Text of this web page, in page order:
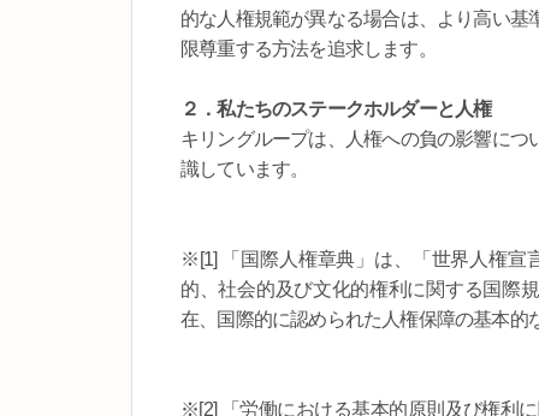
的な人権規範が異なる場合は、より高い
限尊重する方法を追求します。
２．私たちのステークホルダーと人権
キリングループは、人権への負の影響に
識しています。
※[1] 「国際人権章典」は、「世界人権宣
的、社会的及び文化的権利に関する国際
在、国際的に認められた人権保障の基本的
※[2] 「労働における基本的原則及び権利